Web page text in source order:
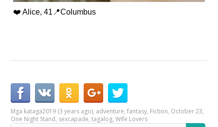
❤️ Alice, 41📍Columbus
Mga kataga2019 (3 years ago), adventure,fantasy, Fiction, October 23,
One Night Stand, sexcapade,tagalog,Wife Lovers